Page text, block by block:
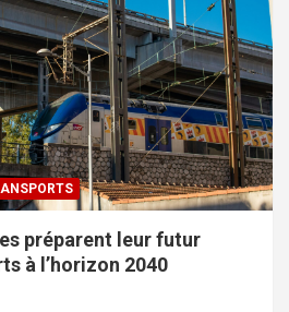
préparent leur futur
à l’horizon 2040